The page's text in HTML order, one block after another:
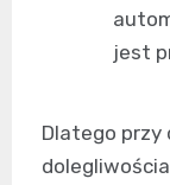
jest
Dlatego przy